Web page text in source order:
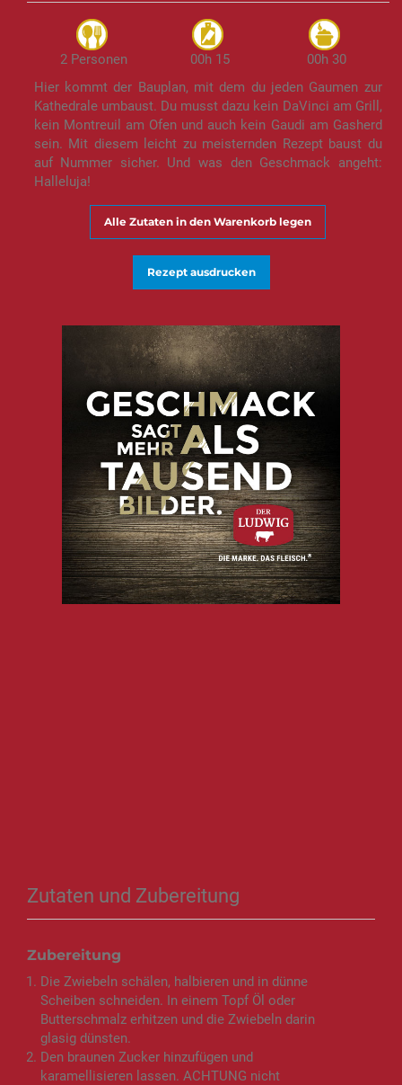
2 Personen 00h 15
00h 30
Hier kommt der Bauplan, mit dem du jeden Gaumen zur
Kathedrale umbaust. Du musst dazu kein DaVinci am Grill,
kein Montreuil am Ofen und auch kein Gaudi am Gasherd
sein. Mit diesem leicht zu meisternden Rezept baust du
auf Nummer sicher. Und was den Geschmack angeht:
Halleluja!
Alle Zutaten in den Warenkorb legen
Rezept ausdrucken
Zutaten und Zubereitung
Zubereitung
Die Zwiebeln schälen, halbieren und in dünne
Scheiben schneiden. In einem Topf Öl oder
Butterschmalz erhitzen und die Zwiebeln darin
glasig dünsten.
Den braunen Zucker hinzufügen und
karamellisieren lassen. ACHTUNG nicht